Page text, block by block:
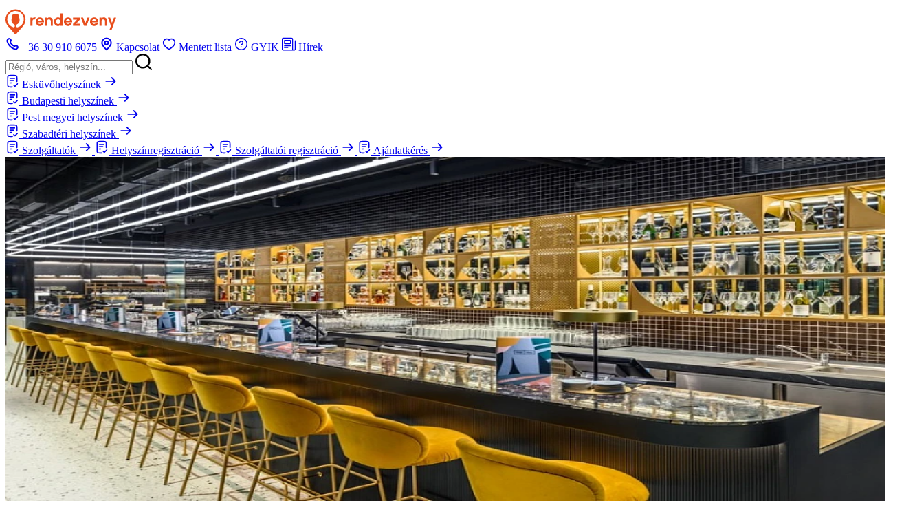
+36 30 910 6075 Kapcsolat Mentett lista GYIK Hírek
Esküvőhelyszínek
Budapesti helyszínek
Pest megyei helyszínek
Szabadtéri helyszínek
Szolgáltatók
Helyszínregisztráció Szolgáltatói regisztráció Ajánlatkérés